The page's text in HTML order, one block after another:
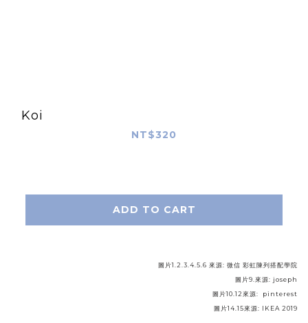
Koi
NT$320
ADD TO CART
圖片1.2.3.4.5.6 來源: 微信 彩虹陳列搭配學院
圖片9.來源: joseph
圖片10.12來源: pinterest
圖片14.15來源: IKEA 2019